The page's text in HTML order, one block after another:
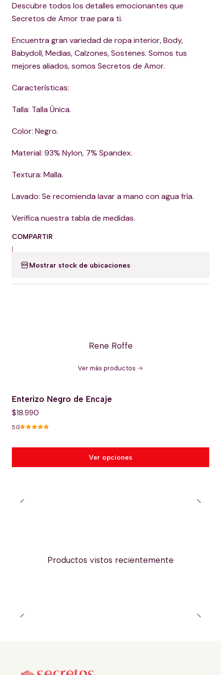
Descubre todos los detalles emocionantes que
Secretos de Amor trae para ti.
Encuentra gran variedad de ropa interior, Body,
Babydoll, Medias, Calzones, Sostenes. Somos tus
mejores aliados, somos Secretos de Amor.
Características:
Talla: Talla Única.
Color: Negro.
Material: 93% Nylon, 7% Spandex.
Textura: Malla.
Lavado: Se recomienda lavar a mano con agua fría.
Verifica nuestra tabla de medidas.
COMPARTIR
|
Mostrar stock de ubicaciones
Rene Roffe
Ver más productos
Enterizo Negro de Encaje
$18.990
5.0
Ver opciones
Productos vistos recientemente